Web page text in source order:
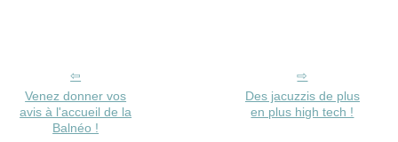
Venez donner vos
avis à l'accueil de la
Balnéo !
Des jacuzzis de plus
en plus high tech !